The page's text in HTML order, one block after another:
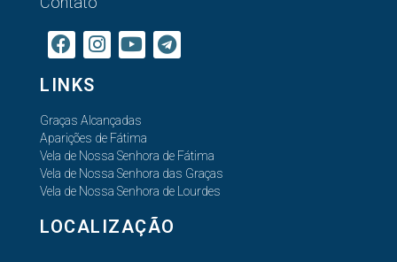
LINKS
Graças Alcançadas
Aparições de Fátima
Vela de Nossa Senhora de Fátima
Vela de Nossa Senhora das Graças
Vela de Nossa Senhora de Lourdes
LOCALIZAÇÃO